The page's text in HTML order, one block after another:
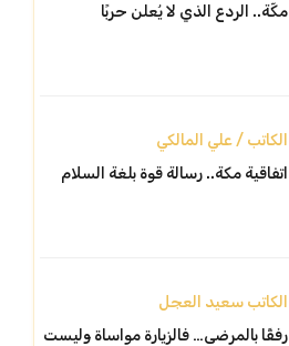
مكّة.. الردع الذي لا يُعلن حربًا
الكاتب / علي المالكي
اتفاقية مكة.. رسالة قوة بلغة السلام
الكاتب سعيد العجل
رفقًا بالمرضى… فالزيارة مواساة وليست